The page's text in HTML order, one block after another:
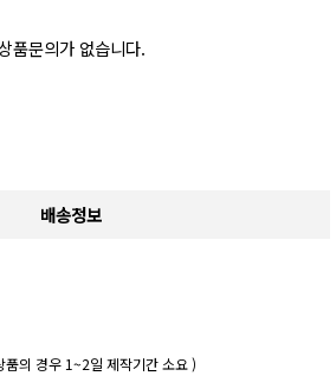
품문의가 없습니다.
배송정보
의 경우 1~2일 제작기간 소요 )